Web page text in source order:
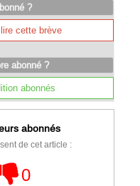
?
cette brève
abonné ?
abonnés
abonnés
de cet article :
0